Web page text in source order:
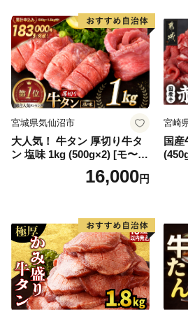
宮城県気仙沼市
大人気！ 牛タン 厚切り牛タ
ン 塩味 1kg (500g×2) [モ〜ラ
ンド 宮城県 気仙沼市 205646
60] 肉 牛肉 精肉 牛たん 牛タ
厚切り タン
16,000円
宮崎
国産